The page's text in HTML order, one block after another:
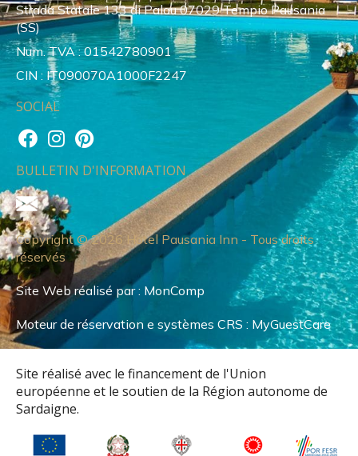
Strada Statale 133 di Palau 07029 Tempio Pausania
(SS)
Num. TVA : 01542780901
CIN : IT090070A1000F2247
SOCIAL
BULLETIN D'INFORMATION
Copyright © 2026 Hotel Pausania Inn - Tous droits
réservés
Site Web réalisé par : MonComp
Moteur de réservation e systèmes CRS : MyGuestCare
Site réalisé avec le financement de l'Union
européenne et le soutien de la Région autonome de
Sardaigne.